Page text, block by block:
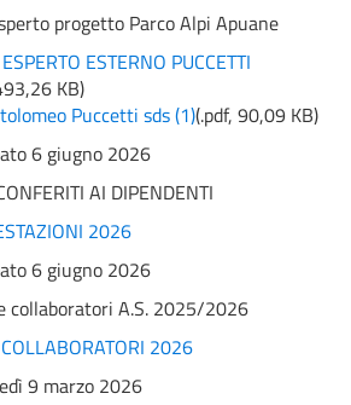
progetto Parco Alpi Apuane
ESTERNO PUCCETTI
KB)
Puccetti sds (1)(.pdf, 90,09 KB)
6 giugno 2026
AI DIPENDENTI
2026
6 giugno 2026
collaboratori A.S. 2025/2026
2026
9 marzo 2026